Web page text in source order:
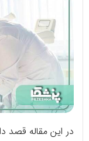
در این مقاله قصد